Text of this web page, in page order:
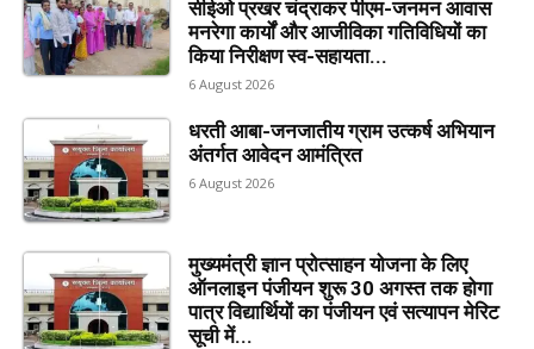
सीईओ प्रखर चंद्राकर पीएम-जनमन आवास
मनरेगा कार्यों और आजीविका गतिविधियों का
किया निरीक्षण स्व-सहायता...
6 August 2026
धरती आबा-जनजातीय ग्राम उत्कर्ष अभियान
अंतर्गत आवेदन आमंत्रित
6 August 2026
मुख्यमंत्री ज्ञान प्रोत्साहन योजना के लिए
ऑनलाइन पंजीयन शुरू 30 अगस्त तक होगा
पात्र विद्यार्थियों का पंजीयन एवं सत्यापन मेरिट
सूची में...